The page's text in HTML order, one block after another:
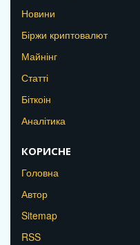
Новини
Біржи криптовалют
Майнінг
Статті
Біткоін
Аналітика
КОРИСНЕ
Головна
Автор
Sitemap
RSS